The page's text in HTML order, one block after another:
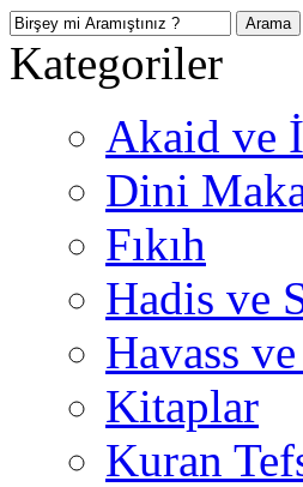
Kategoriler
Akaid ve
Dini
Fıkıh
Hadis ve
Havass
Kitaplar
Kuran